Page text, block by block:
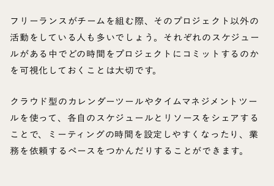
フリーランスがチームを組む際、そのプロジェクト以外の
活動をしている人も多いでしょう。それぞれのスケジュー
ルがある中でどの時間をプロジェクトにコミットするのか
を可視化しておくことは大切です。
クラウド型のカレンダーツールやタイムマネジメントツー
ルを使って、各自のスケジュールとリソースをシェアする
ことで、ミーティングの時間を設定しやすくなったり、業
務を依頼するペースをつかんだりすることができます。